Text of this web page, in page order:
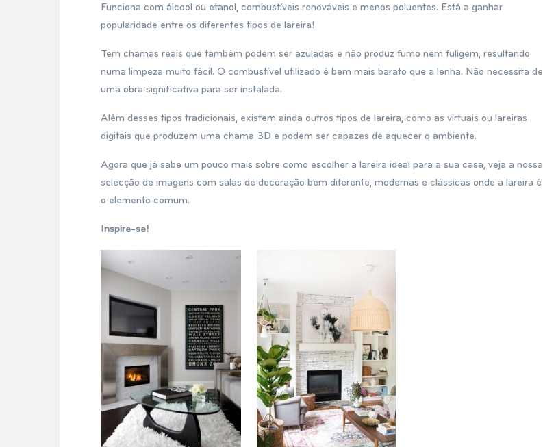
Funciona com álcool ou etanol, combustíveis renováveis e menos poluentes. Está a ganhar
popularidade entre os diferentes tipos de lareira!
Tem chamas reais que também podem ser azuladas e não produz fumo nem fuligem, resultando
numa limpeza muito fácil. O combustível utilizado é bem mais barato que a lenha. Não necessita de
uma obra significativa para ser instalada.
Além desses tipos tradicionais, existem ainda outros tipos de lareira, como as virtuais ou lareiras
digitais que produzem uma chama 3D e podem ser capazes de aquecer o ambiente.
Agora que já sabe um pouco mais sobre como escolher a lareira ideal para a sua casa, veja a nossa
selecção de imagens com salas de decoração bem diferente, modernas e clássicas onde a lareira é
o elemento comum.
Inspire-se!